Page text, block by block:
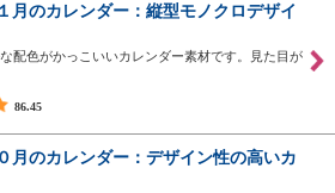
月のカレンダー：縦型モノクロデザイ
配色がかっこいいカレンダー素材です。見た目が
86.45
月のカレンダー：デザイン性の高いカ